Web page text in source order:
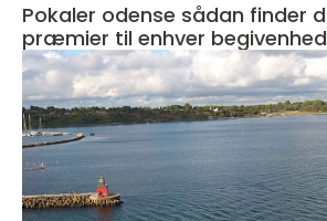
Pokaler odense sådan finder du de rette
præmier til enhver begivenhed